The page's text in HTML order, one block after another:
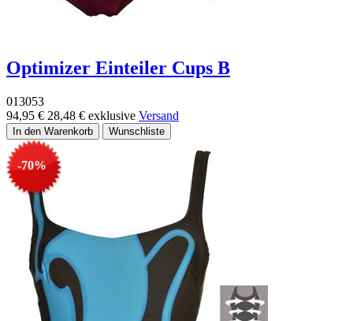
Optimizer Einteiler Cups B
013053
94,95 € 28,48 € exklusive Versand
-70%